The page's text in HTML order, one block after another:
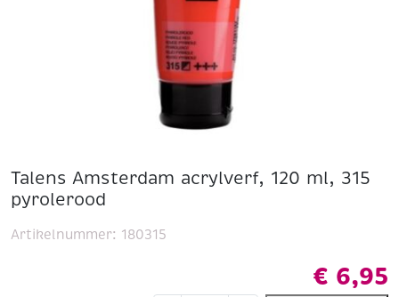
Talens Amsterdam acrylverf, 120 ml, 315
pyrolerood
€ 6,95
Artikelnummer: 180315